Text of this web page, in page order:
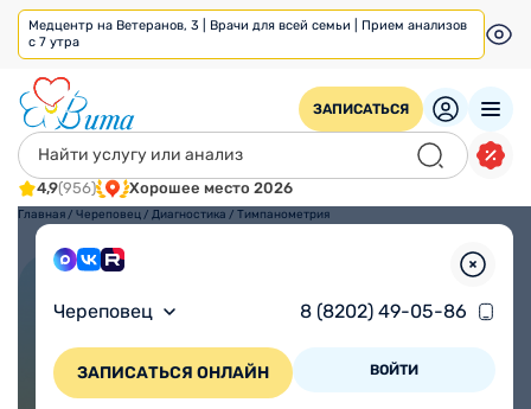
Медцентр на Ветеранов, 3 | Врачи для всей семьи | Прием анализов
с 7 утра
ЗАПИСАТЬСЯ
4,9(956) Хорошее место 2026
Череповец 8 (8202) 49-05-86
ЗАПИСАТЬСЯ ОНЛАЙН ВОЙТИ
Главная / Череповец / Диагностика / Тимпанометрия